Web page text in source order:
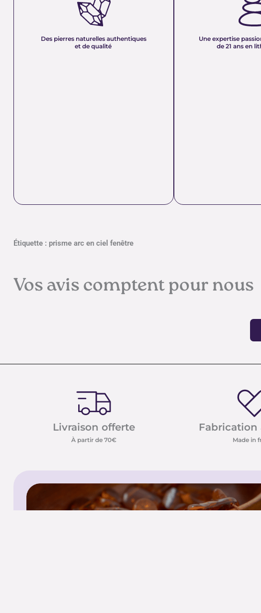
Des pierres naturelles authentiques
et de qualité
Nous sélectionnons rigoureusement nos
minéraux pour vous offrir des pierres 100 %
pure. Chaque cristal est choisi pour sa beauté, sa
vibration et son authenticité afin de vous garantir
Une expertise
de 21 ans en
Forte d’une expérience de
décennies, notre équipe
mettons nos
votre service pour vous
Étiquette : prisme arc en ciel fenêtre
Vos avis comptent pour nous
Livraison offerte
À partir de 70€
Fabrication
Made in